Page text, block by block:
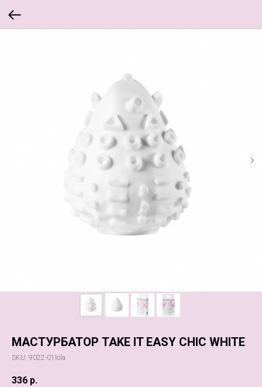
МАСТУРБАТОР TAKE IT EASY CHIC WHITE
SKU: 9022-01lola
336 р.